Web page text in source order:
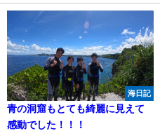
海日記
青の洞窟もとても綺麗に見えて
感動でした！！！